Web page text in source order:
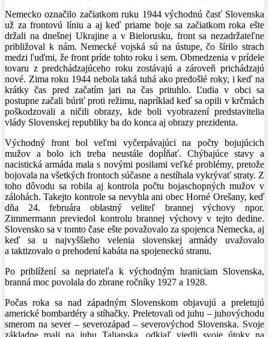
Nemecko označilo začiatkom ruku 1944 východnú časť Slovenska
už za frontovú líniu a aj keď priame boje sa začiatkom roka ešte
držali na dnešnej Ukrajine a v Bielorusku, front sa nezadržateľne
približoval k nám. Nemecké vojská sú na ústupe, čo šírilo strach
medzi ľuďmi, že front príde tohto roku i sem. Obmedzenia v prídele
tovaru z predchádzajúceho roku zostávajú a zároveň prichádzajú
nové. Zima roku 1944 nebola taká tuhá ako predošlé roky, i keď na
krátky čas pred začatím jari na čas prituhlo. Ľudia v obci sa
postupne začali búriť proti režimu, napríklad keď sa opili v krčmách
poškodzovali a ničili obrazy, kde boli vyobrazení predstavitelia
vlády Slovenskej republiky ba do konca aj obrazy prezidenta.
Východný front bol veľmi vyčerpávajúci na počty bojujúcich
mužov a bolo ich treba neustále dopĺňať. Chýbajúce stavy a
nacistická armáda mala s novými posilami veľké problémy, pretože
bojovala na všetkých frontoch súčasne a nestíhala vykrývať straty. Z
toho dôvodu sa robila aj kontrola počtu bojaschopných mužov v
zálohách. Takejto kontrole sa nevyhla ani obec Horné Orešany, keď
dňa 24. februára oblastný veliteľ brannej výchovy npor.
Zimmermann previedol kontrolu brannej výchovy v tejto dedine.
Slovensko sa v tomto čase ešte považovalo za spojenca Nemecka, aj
keď sa u najvyššieho velenia slovenskej armády uvažovalo
a taktizovalo o prehodení kabáta na spojeneckú stranu.
Po priblížení sa nepriateľa k východným hraniciam Slovenska,
branná moc povolala do zbrane ročníky 1927 a 1928.
Počas roka sa nad západným Slovenskom objavujú a preletujú
americké bombardéry a stíhačky. Preletovali od juhu – juhovýchodu
smerom na sever – severozápad – severovýchod Slovenska. Svoje
základne mali na juhu Talianska, odkiaľ viedli svoje útoky na